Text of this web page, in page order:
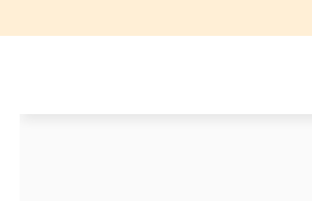
Ma propre